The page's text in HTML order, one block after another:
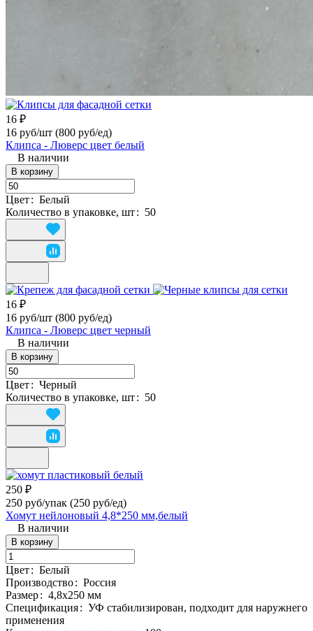
16 ₽
16 руб/шт (800 руб/eд)
Клипса - Люверс цвет белый
В наличии
В корзину
Цвет: Белый
Количество в упаковке, шт: 50
16 ₽
16 руб/шт (800 руб/eд)
Клипса - Люверс цвет черный
В наличии
В корзину
Цвет: Черный
Количество в упаковке, шт: 50
250 ₽
250 руб/упак (250 руб/eд)
Хомут нейлоновый 4,8*250 мм,белый
В наличии
В корзину
Цвет: Белый
Производство: Россия
Размер: 4,8х250 мм
Спецификация: УФ стабилизирован, подходит для наружнего
применения